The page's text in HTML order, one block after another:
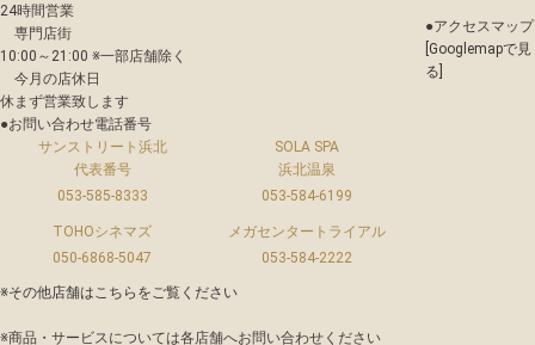
24時間営業
専門店街
10:00～21:00 ※一部店舗除く
今月の店休日
休まず営業致します
●お問い合わせ電話番号
サンストリート浜北
代表番号
053-585-8333
SOLA SPA
浜北温泉
053-584-6199
TOHOシネマズ
050-6868-5047
メガセンタートライアル
053-584-2222
※その他店舗はこちら をご覧ください
※商品・サービスについては各店舗へお問い合わせください
●アクセスマップ
[Googlemapで見
る]